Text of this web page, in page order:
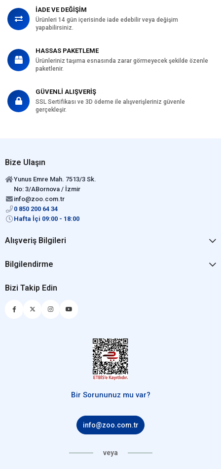
İADE VE DEĞİŞİM
Ürünleri 14 gün içerisinde iade edebilir veya değişim
yapabilirsiniz.
HASSAS PAKETLEME
Ürünleriniz taşıma esnasında zarar görmeyecek şekilde özenle
paketlenir.
GÜVENLİ ALIŞVERİŞ
SSL Sertifikası ve 3D ödeme ile alışverişleriniz güvenle
gerçekleşir.
Bize Ulaşın
Yunus Emre Mah. 7513/3 Sk.
No: 3/ABornova / İzmir
info@zoo.com.tr
0 850 200 64 34
Hafta İçi 09:00 - 18:00
Alışveriş Bilgileri
Bilgilendirme
Bizi Takip Edin
Bir Sorununuz mu var?
info@zoo.com.tr
veya